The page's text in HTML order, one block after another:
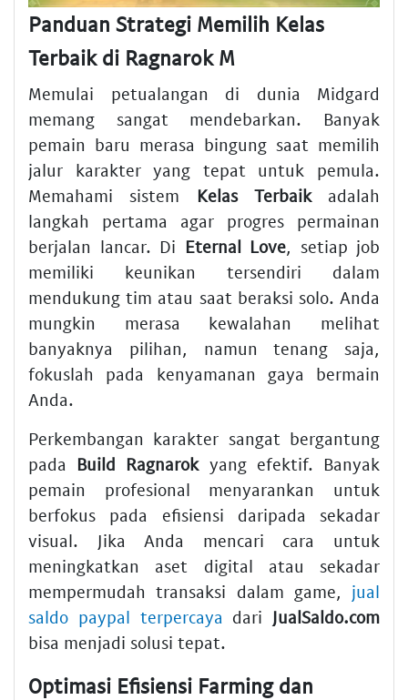
Panduan Strategi Memilih Kelas
Terbaik di Ragnarok M
Memulai petualangan di dunia Midgard
memang sangat mendebarkan. Banyak
pemain baru merasa bingung saat memilih
jalur karakter yang tepat untuk pemula.
Memahami sistem
Kelas Terbaikadalah
langkah pertama agar progres permainan
berjalan lancar. Di Eternal Love, setiap job
memiliki keunikan tersendiri dalam
mendukung tim atau saat beraksi solo. Anda
mungkin merasa kewalahan melihat
banyaknya pilihan, namun tenang saja,
fokuslah pada kenyamanan gaya bermain
Anda.
Perkembangan karakter sangat bergantung
pada Build Ragnarokyang efektif. Banyak
pemain profesional menyarankan untuk
berfokus pada efisiensi daripada sekadar
visual. Jika Anda mencari cara untuk
meningkatkan aset digital atau sekadar
mempermudah transaksi dalam game, jual
saldo paypal terpercaya dari JualSaldo.com
bisa menjadi solusi tepat.
Optimasi Efisiensi Farming dan